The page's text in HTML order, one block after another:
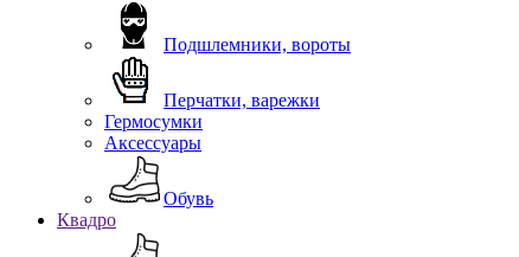
Подшлемники, вороты
Перчатки, варежки
Гермосумки
Аксессуары
Обувь
Квадро